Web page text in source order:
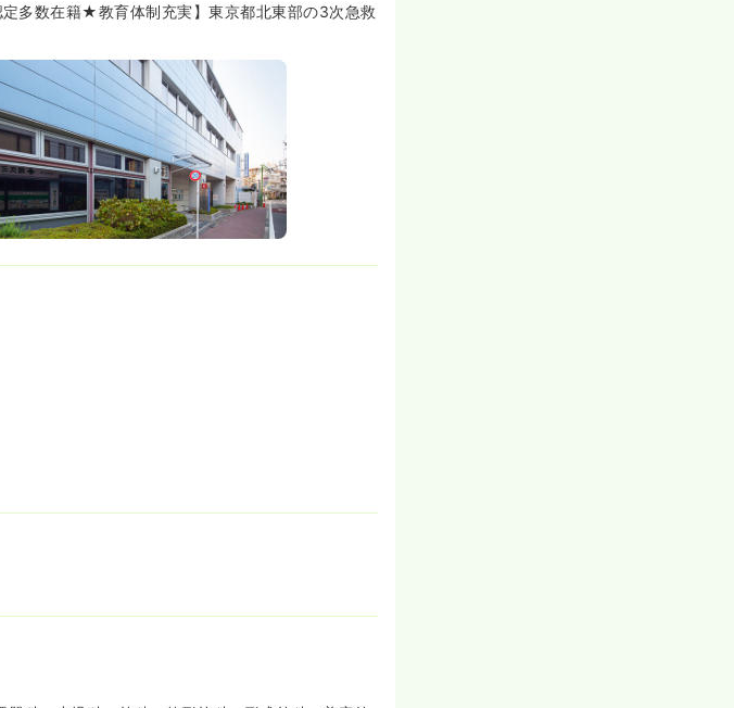
定看護師9名(救急看護2名、集中ケア1名、がん
看護1名、脳卒中リハ看護1名)が在籍していま
ォローアップ制度がありますので、オススメで
頂けます。また内定時に配属が確定いたします
とができます。
多いかと思いますが、安心して下さい！山手
」まで16分、新幹線が通る「東京駅」までも
！
多数在籍★教育体制充実】東京都北東部の3次急救